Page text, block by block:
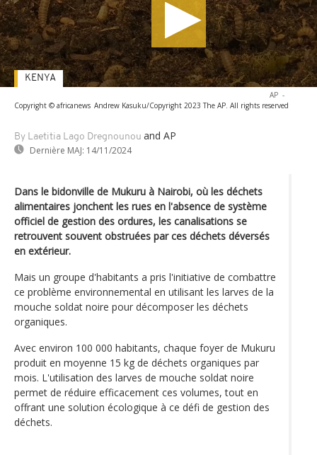
AP -
Copyright © africanews Andrew Kasuku/Copyright 2023 The AP. All rights reserved
By Laetitia Lago Dregnounou and AP
Dernière MAJ: 14/11/2024
KENYA
Dans le bidonville de Mukuru à Nairobi, où les déchets
alimentaires jonchent les rues en l'absence de système
officiel de gestion des ordures, les canalisations se
retrouvent souvent obstruées par ces déchets déversés
en extérieur.
Mais un groupe d'habitants a pris l'initiative de combattre
ce problème environnemental en utilisant les larves de la
mouche soldat noire pour décomposer les déchets
organiques.
Avec environ 100 000 habitants, chaque foyer de Mukuru
produit en moyenne 15 kg de déchets organiques par
mois. L'utilisation des larves de mouche soldat noire
permet de réduire efficacement ces volumes, tout en
offrant une solution écologique à ce défi de gestion des
déchets.